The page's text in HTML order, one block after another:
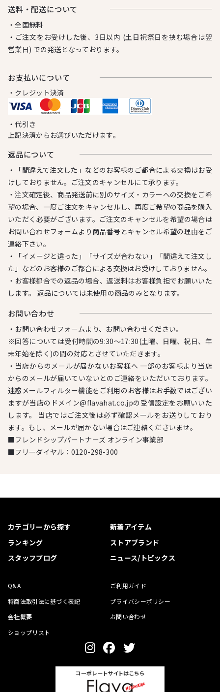
送料・配送について
・全国無料
・ご注文をお受けした後、3日以内 (土日祝祭日を挟む場合は翌
営業日) での発送となっております。
お⽀払いについて
・クレジット決済
・代引き
上記決済からお選びいただけます。
返品について
・「間違えて注文した」などのお客様のご都合による交換はお受
けしておりません。ご注文のキャンセルにて承ります。
・注文確定後、商品発送前に別のサイズ・カラーへの交換をご希
望の場合、一度ご注文をキャンセルし、再度ご希望の商品を購入
いただく必要がございます。ご注文のキャンセルを希望の場合は
お問い合わせフォームより商品番号とキャンセル希望の理由をご
連絡下さい。
・「イメージと違った」「サイズが合わない」「間違えて注文し
た」などのお客様のご都合による交換はお受けしておりません。
・お客様都合での返品の場合、返送料はお客様負担でお願いいた
します。 返品については未使用の商品のみとなります。
お問い合わせ
・お問い合わせフォームより、お問い合わせください。
※回答については受付時間の9:30～17:30(土曜、日曜、祝日、年
末年始を除く)の間の対応とさせていただきます。
・当店からのメールが届かないお客様へ 一部のお客様より当店
からのメールが届いていないとのご連絡をいただいております。
迷惑メールフィルター機能をご利用のお客様はお手数ではござい
ますが当店のドメイン@flavahat.co.jpの受信設定をお願いいた
します。 当店ではご注文後は必ず確認メールをお送りしており
ます。もし、メールが届かない場合はご連絡くださいませ。
■フレンドシップパートナーズ オンライン事業部
■フリーダイヤル： 0120-298-300
カテゴリーから探す
新着アイテム
ランキング
ストアブランド
スタッフブログ
ニュース/トピックス
Q&A
ご利用ガイド
特商法取引法に基づく表記
プライバシーポリシー
会社概要
お問い合わせ
ショップリスト